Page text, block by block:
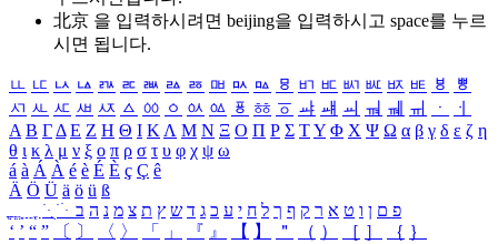
北京 을 입력하시려면 beijing을 입력하시고 space를 누르
시면 됩니다.
ㅥ ㅦ ㅧ ㅨ ㅩ ㅪ ㅫ ㅬ ㅭ ㅮ ㅯ ㅰ ㅱ ㅲ ㅳ ㅴ ㅵ ㅶ ㅷ ㅸ
ㅹ
ㅺ ㅻ ㅼ ㅽ ㅾ ㅿ ㆀ ㆁ ㆂ ㆃ ㆄ ㆅ ㆆ ㆇ ㆈ ㆉ ㆊ ㆋ ㆌ ㆍ
ㆎ
Α Β ΓΔ Ε Ζ Η Θ Ι ΚΛ Μ Ν Ξ Ο Π Ρ Σ ΤΥ Φ Χ Ψ Ω α β γ δ ε ζ η
θ ι κ λ μ ν ξ ο π ρ σ τ υ φ χ ψ ω
á à Á À é è É È ç Ç ê
Ä Ö Ü ä ö ü ß
ִֶֹ ֻּ ׁׂ פ ם ן ו ט א ר ק ף ך ל ח י ע כ ג ד ש ץ ת צ מ נ ה ב
‘ ’ “ ” 〔 〕 〈 〉 「 」 『 』 【 】 ＂ （ ） ［ ］ ｛ ｝